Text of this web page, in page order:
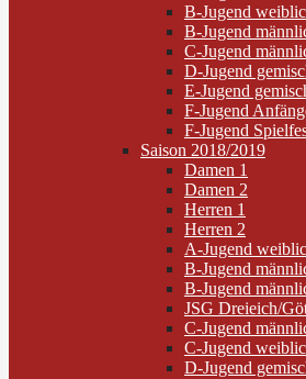
B-Jugend
B-Jugend
C-Jugend
D-Jugend
E-Jugend
F-Jugend
F-Jugend
Saison 2018/2019
Damen 1
Damen 2
Herren 1
Herren 2
A-Jugend
B-Jugend
B-Jugend
JSG Dreieich/
C-Jugend
C-Jugend
D-Jugend